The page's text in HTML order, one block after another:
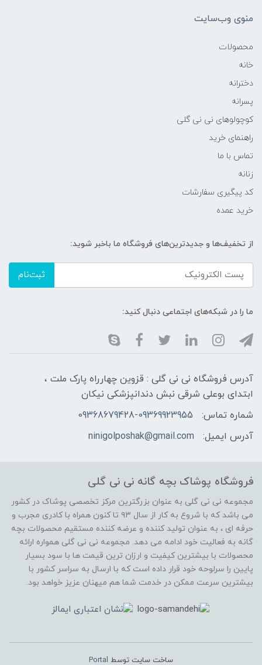
منوی وب‌سایت
محصولات
خانه
دخترانه
پسرانه
کوچولوهای نی نی گلی
راهنمای خرید
تماس با ما
زنانه
کد پیگیری سفارشات
خرید عمده
از تخفیف‌ها و جدیدترین‌های فروشگاه ما باخبر شوید:
ثبت‌نام
ما را در شبکه‌های اجتماعی دنبال کنید:
آدرس فروشگاه نی نی گلی : قزوین چهارراه پارک ملت ،
ابتدای بوعلی شرقی نبش دندانپزشکی نیکان
شماره تماس:
09368679428-09369923955
آدرس ایمیل:
ninigolposhak@gmail.com
فروشگاه پوشاک بچه گانه نی نی گلی
مجموعه نی نی گلی به عنوان بزرگترین مرکز تخصصی پوشاک در کشور
می باشد که با شروع به کار از سال ۹۳ تا کنون همراه با کادری مجرب و
حرفه ای ، به عنوان تولید کننده و عرضه کننده مستقیم محصولات بچه
گانه به فعالیت خود ادامه می دهد. مجموعه نی نی گلی همواره ارائه
محصولات با بیشترین کیفیت و ارزان ترین قیمت ها با سود بسیار
پایین را سرلوحه خود قرار داده است که با ارسال به سراسر کشور با
بیشترین سرعت ممکن در خدمت شما هم میهنان عزیز خواهد بود.
ساخت سایت توسط Portal